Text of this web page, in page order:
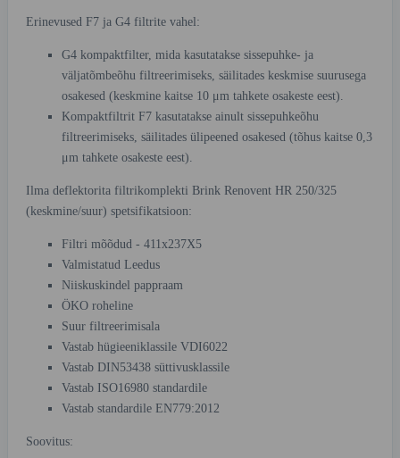
Erinevused F7 ja G4 filtrite vahel:
G4 kompaktfilter, mida kasutatakse sissepuhke- ja
väljatõmbeõhu filtreerimiseks, säilitades keskmise suurusega
osakesed (keskmine kaitse 10 μm tahkete osakeste eest).
Kompaktfiltrit F7 kasutatakse ainult sissepuhkeõhu
filtreerimiseks, säilitades ülipeened osakesed (tõhus kaitse 0,3
μm tahkete osakeste eest).
Ilma deflektorita filtrikomplekti Brink Renovent HR 250/325
(keskmine/suur) spetsifikatsioon:
Filtri mõõdud - 411x237X5
Valmistatud Leedus
Niiskuskindel pappraam
ÖKO roheline
Suur filtreerimisala
Vastab hügieeniklassile VDI6022
Vastab DIN53438 süttivusklassile
Vastab ISO16980 standardile
Vastab standardile EN779:2012
Soovitus: